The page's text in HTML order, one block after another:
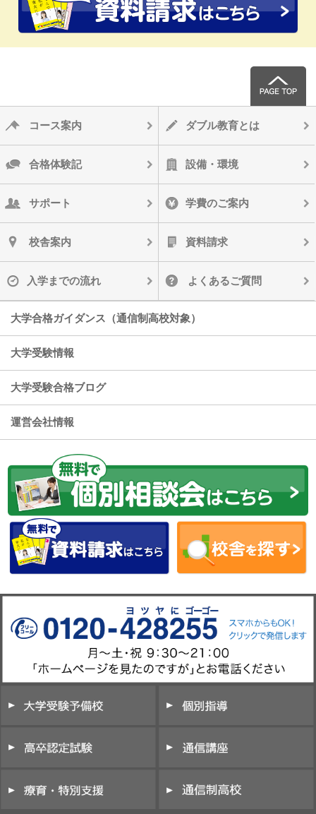
コース案内 ダブル教育とは
合格体験記 設備・環境
サポート 学費のご案内
校舎案内 資料請求
入学までの流れ よくあるご質問
大学合格ガイダンス（通信制高校対象）
大学受験情報
大学受験合格ブログ
運営会社情報